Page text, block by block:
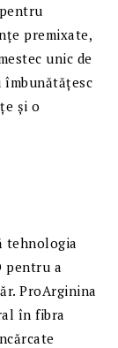
premixate,
unic de
îmbunătățesc
și o
tehnologia
pentru a
ProArginina
în fibra